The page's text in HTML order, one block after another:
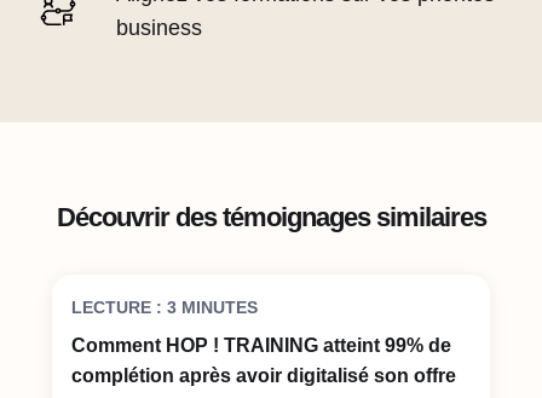
business
Découvrir des témoignages similaires
LECTURE : 3 MINUTES
Comment HOP ! TRAINING atteint 99% de
complétion après avoir digitalisé son offre